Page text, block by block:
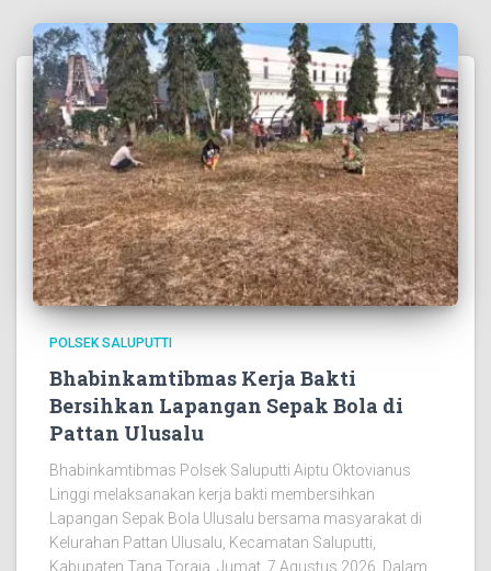
POLSEK SALUPUTTI
Bhabinkamtibmas Kerja Bakti
Bersihkan Lapangan Sepak Bola di
Pattan Ulusalu
Bhabinkamtibmas Polsek Saluputti Aiptu Oktovianus
Linggi melaksanakan kerja bakti membersihkan
Lapangan Sepak Bola Ulusalu bersama masyarakat di
Kelurahan Pattan Ulusalu, Kecamatan Saluputti,
Kabupaten Tana Toraja, Jumat, 7 Agustus 2026. Dalam